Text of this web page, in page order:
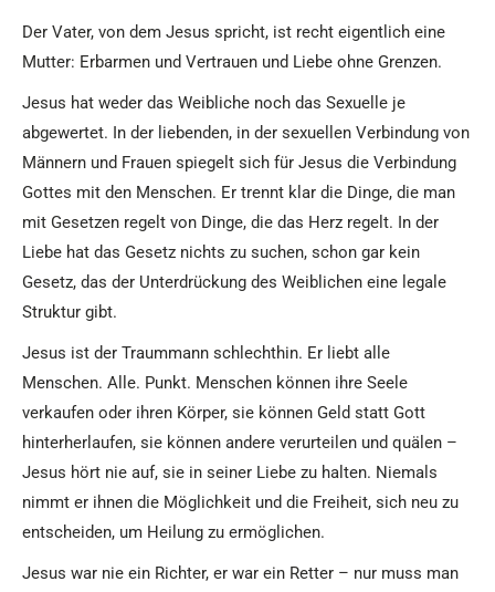
Der Vater, von dem Jesus spricht, ist recht eigentlich eine
Mutter: Erbarmen und Vertrauen und Liebe ohne Grenzen.
Jesus hat weder das Weibliche noch das Sexuelle je
abgewertet. In der liebenden, in der sexuellen Verbindung von
Männern und Frauen spiegelt sich für Jesus die Verbindung
Gottes mit den Menschen. Er trennt klar die Dinge, die man
mit Gesetzen regelt von Dinge, die das Herz regelt. In der
Liebe hat das Gesetz nichts zu suchen, schon gar kein
Gesetz, das der Unterdrückung des Weiblichen eine legale
Struktur gibt.
Jesus ist der Traummann schlechthin. Er liebt alle
Menschen. Alle. Punkt. Menschen können ihre Seele
verkaufen oder ihren Körper, sie können Geld statt Gott
hinterherlaufen, sie können andere verurteilen und quälen –
Jesus hört nie auf, sie in seiner Liebe zu halten. Niemals
nimmt er ihnen die Möglichkeit und die Freiheit, sich neu zu
entscheiden, um Heilung zu ermöglichen.
Jesus war nie ein Richter, er war ein Retter – nur muss man